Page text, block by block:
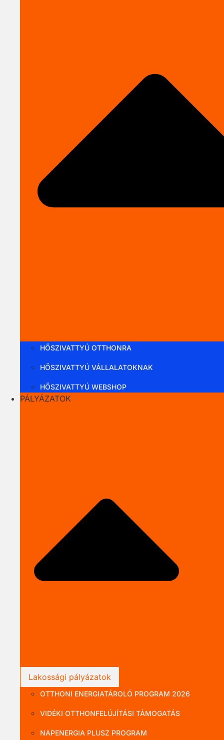
HŐSZIVATTYÚ OTTHONRA
HŐSZIVATTYÚ VÁLLALATOKNAK
HŐSZIVATTYÚ WEBSHOP
PÁLYÁZATOK
Lakossági pályázatok
OTTHONI ENERGIATÁROLÓ PROGRAM 2026
VIDÉKI OTTHONFELÚJÍTÁSI TÁMOGATÁS
NAPENERGIA PLUSZ PROGRAM